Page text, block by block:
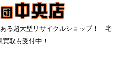
る超大型リサイクルショップ！ 宅
取も受付中！